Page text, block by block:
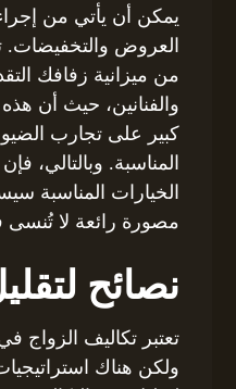
يمكن أن يأتي من
العروض
من ميزانية زفافك
والفنانين، حيث أن
كبير على تجارب
المناسبة. وبالتالي،
الخيارات المناسبة
مصورة رائعة لا تُنسى
نصائح
تعتبر تكاليف الزواج
ولكن هناك